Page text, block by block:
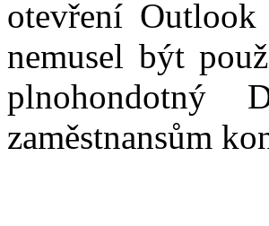
otevření
nemusel být
plnohondotný
zaměstnansům